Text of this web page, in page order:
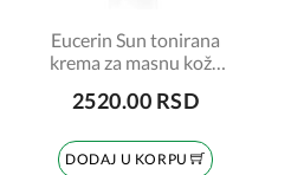
Eucerin Sun tonirana
krema za masnu kožu
2520.00 RSD
DODAJ U KORPU